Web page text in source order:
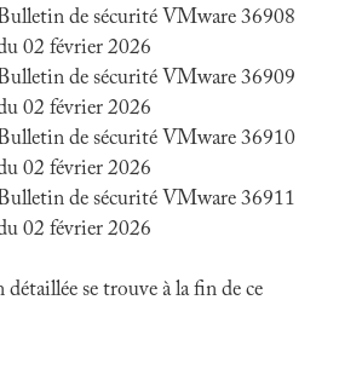
de sécurité VMware 36908
02 février 2026
de sécurité VMware 36909
02 février 2026
de sécurité VMware 36910
02 février 2026
de sécurité VMware 36911
02 février 2026
se trouve à la fin de ce